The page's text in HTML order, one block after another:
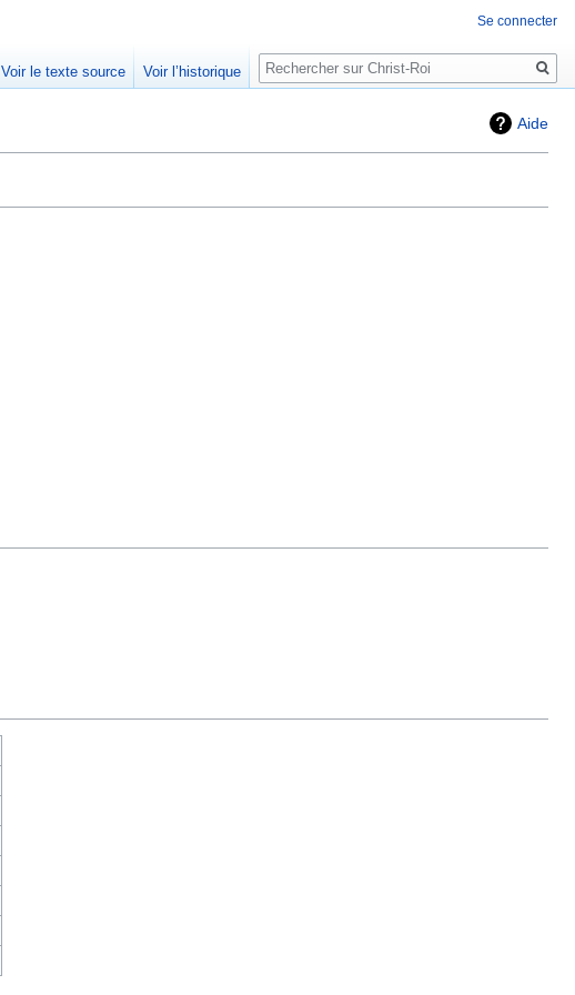
Aide
Se connecter
Voir le texte source Voir l’historique
Rechercher